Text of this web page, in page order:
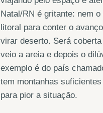
Natal/RN é gritante: nem
litoral para conter o
virar deserto. Será
veio a areia e depois o
exemplo é do país
tem montanhas
para pior a situação.